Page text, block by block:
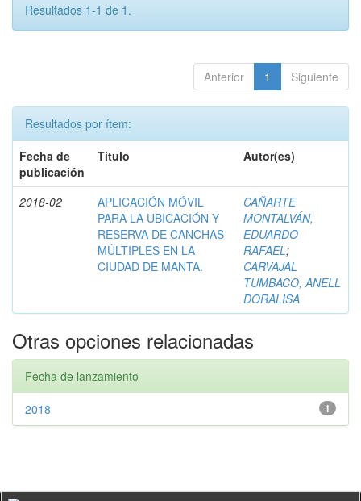
Resultados 1-1 de 1.
Anterior 1 Siguiente
Resultados por ítem:
Fecha de
publicación
Título Autor(es)
2018-02
APLICACIÓN MÓVIL
PARA LA UBICACIÓN Y
RESERVA DE CANCHAS
MÚLTIPLES EN LA
CIUDAD DE MANTA.
CAÑARTE
MONTALVÁN,
EDUARDO
RAFAEL;
CARVAJAL
TUMBACO, ANELL
DORALISA
Otras opciones relacionadas
Fecha de lanzamiento
1
2018